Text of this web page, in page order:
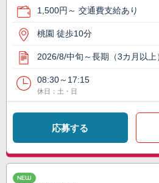
1,500円～ 交通費支給あり
桃園 徒歩10分
2026/8/中旬～長期（3カ月以上
08:30～17:15
休日：土・日
応募する
NEW